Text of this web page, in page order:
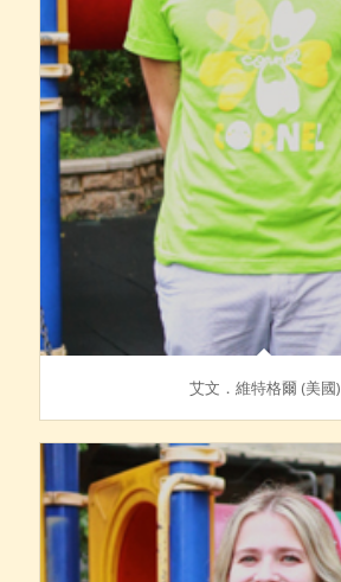
艾文．維特格爾 (美國)